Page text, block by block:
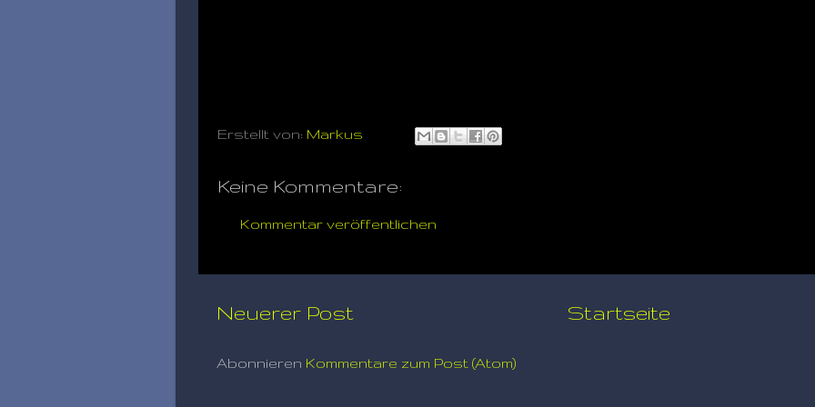
Erstellt von: Markus
Keine Kommentare:
Kommentar veröffentlichen
Neuerer Post Startseite
Abonnieren Kommentare zum Post (Atom)